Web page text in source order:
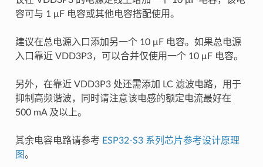
容可与 1 μF 电容或其他电容搭配使用。
建议在总电源入口添加另一个 10 μF 电容。如果总电源
入口靠近 VDD3P3，可以合并仅使用一个 10 μF 电容。
另外，在靠近 VDD3P3 处还需添加 LC 滤波电路，用于
抑制高频谐波，同时请注意该电感的额定电流最好在
500 mA 及以上。
其余电容电路请参考 ESP32-S3 系列芯片参考设计原理
图。